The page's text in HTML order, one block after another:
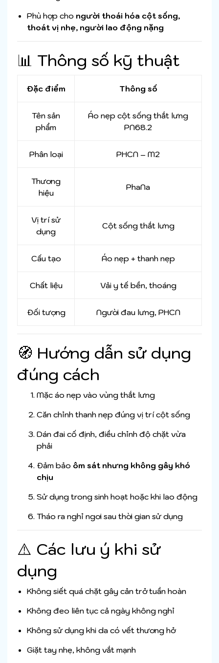
Phù hợp cho người thoái hóa cột sống,
thoát vị nhẹ, người lao động nặng
📊 Thông số kỹ thuật
Đặc điểm Thông số
Tên sản
phẩm
Áo nẹp cột sống thắt lưng
PN68.2
Phân loại PHCN – M2
Thương
hiệu
PhaNa
Vị trí sử
dụng
Cột sống thắt lưng
Cấu tạo Áo nẹp + thanh nẹp
Chất liệu Vải y tế bền, thoáng
Đối tượng Người đau lưng, PHCN
🧭 Hướng dẫn sử dụng
đúng cách
Mặc áo nẹp vào vùng thắt lưng
Căn chỉnh thanh nẹp đúng vị trí cột sống
Dán đai cố định, điều chỉnh độ chặt vừa
phải
Đảm bảo ôm sát nhưng không gây khó
chịu
Sử dụng trong sinh hoạt hoặc khi lao động
Tháo ra nghỉ ngơi sau thời gian sử dụng
⚠️ Các lưu ý khi sử
dụng
Không siết quá chặt gây cản trở tuần hoàn
Không đeo liên tục cả ngày không nghỉ
Không sử dụng khi da có vết thương hở
Giặt tay nhẹ, không vắt mạnh